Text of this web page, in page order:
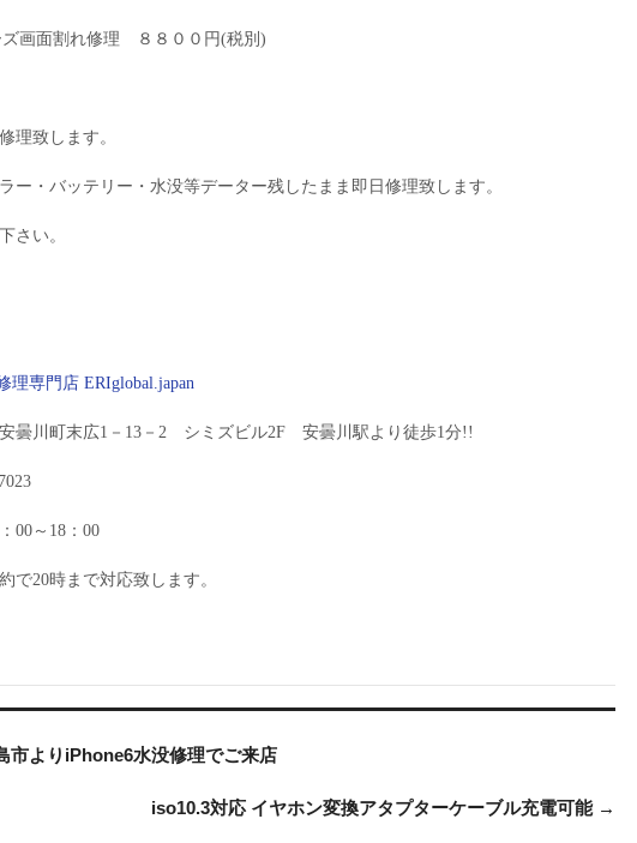
ズ画面割れ修理 ８８００円(税別)
理致します。
ー・バッテリー・水没等データー残したまま即日修理致します。
さい。
理専門店 ERIglobal.japan
曇川町末広1－13－2 シミズビル2F 安曇川駅より徒歩1分!!
00～18：00
で20時まで対応致します。
市よりiPhone6水没修理でご来店
iso10.3対応 イヤホン変換アタプターケーブル充電可能 →